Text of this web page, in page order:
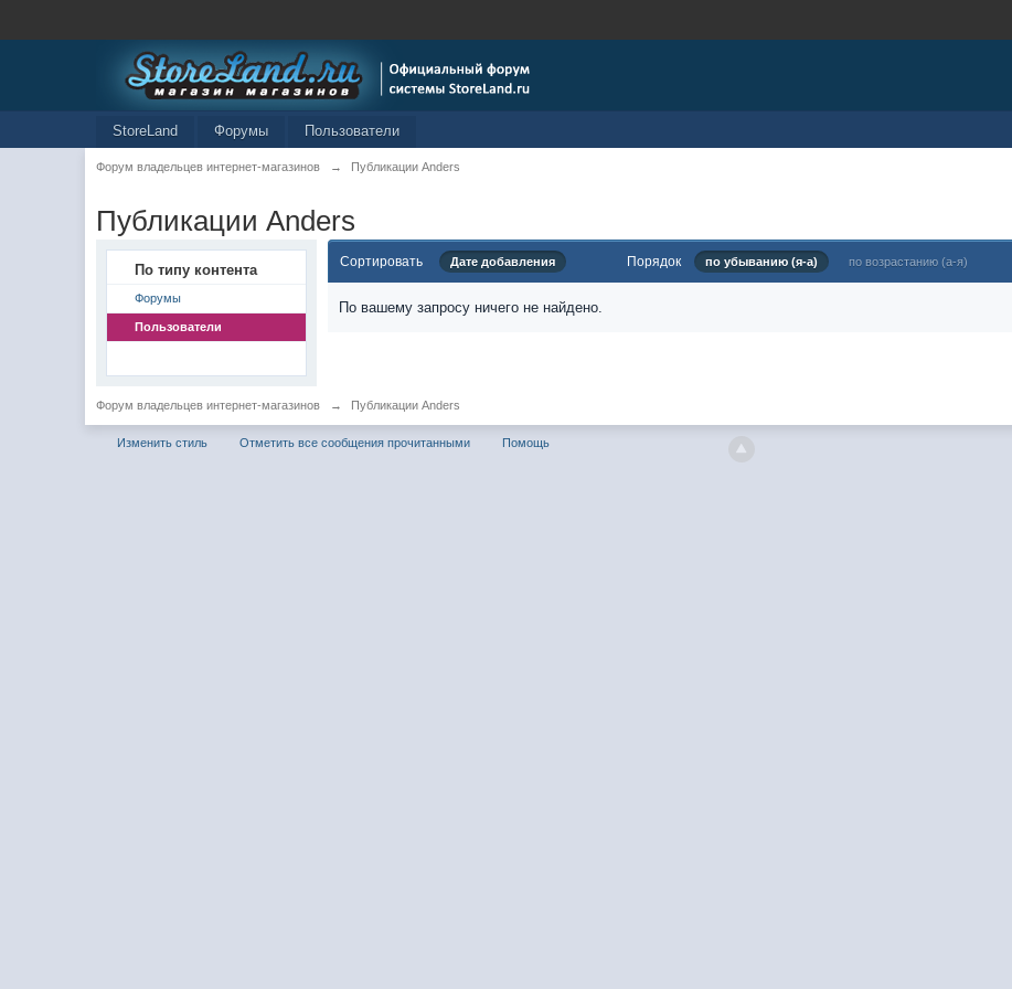
StoreLand Форумы Пользователи
Форум владельцев интернет-магазинов → Публикации Anders
Публикации Anders
По типу контента
Форумы
Пользователи
Сортировать Дате добавления Порядок по убыванию (я-а) по возрастанию (а-я)
По вашему запросу ничего не найдено.
Форум владельцев интернет-магазинов → Публикации Anders
Изменить стиль Отметить все сообщения прочитанными Помощь